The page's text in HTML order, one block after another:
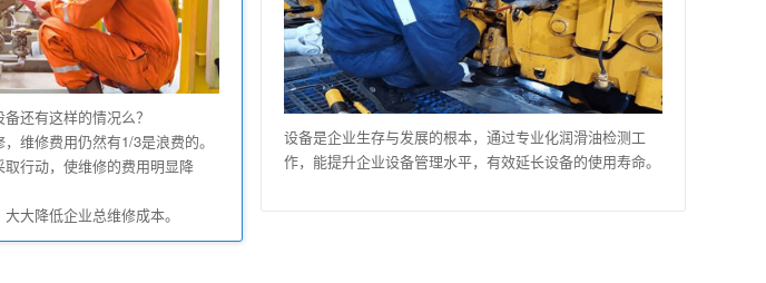
还有这样的情况么？
维修费用仍然有1/3是浪费的。
行动，使维修的费用明显降
大降低企业总维修成本。
设备是企业生存与发展的根本，通过专业化润滑油检测工
作，能提升企业设备管理水平，有效延长设备的使用寿命。